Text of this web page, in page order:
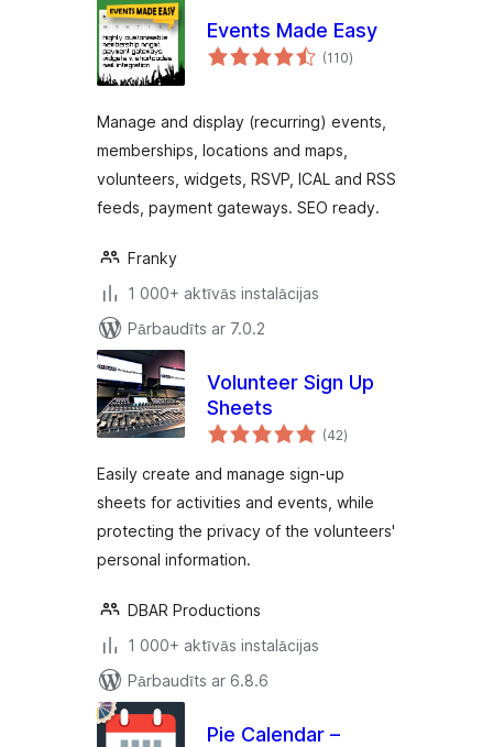
Events Made Easy
(110vērtējumu
kopsumma
)
Manage and display (recurring) events,
memberships, locations and maps,
volunteers, widgets, RSVP, ICAL and RSS
feeds, payment gateways. SEO ready.
Franky
1 000+ aktīvās instalācijas
Pārbaudīts ar 7.0.2
Volunteer Sign Up
Sheets
(42vērtējumu
kopsumma
)
Easily create and manage sign-up
sheets for activities and events, while
protecting the privacy of the volunteers'
personal information.
DBAR Productions
1 000+ aktīvās instalācijas
Pārbaudīts ar 6.8.6
Pie Calendar –